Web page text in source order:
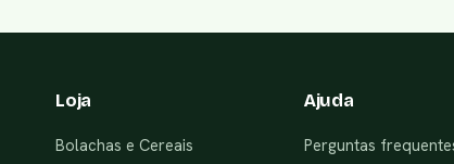
Loja
Bolachas e Cereais
Ajuda
Perguntas